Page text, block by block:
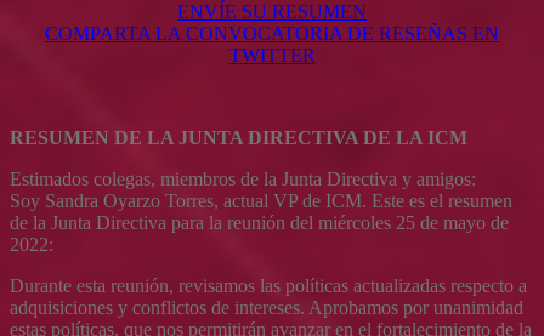
ENVÍE SU RESUMEN
COMPARTA LA CONVOCATORIA DE RESEÑAS EN
TWITTER
RESUMEN DE LA JUNTA DIRECTIVA DE LA ICM
Estimados colegas, miembros de la Junta Directiva y amigos:
Soy Sandra Oyarzo Torres, actual VP de ICM. Este es el resumen
de la Junta Directiva para la reunión del miércoles 25 de mayo de
2022:
Durante esta reunión, revisamos las políticas actualizadas respecto a
adquisiciones y conflictos de intereses. Aprobamos por unanimidad
estas políticas, que nos permitirán avanzar en el fortalecimiento de la